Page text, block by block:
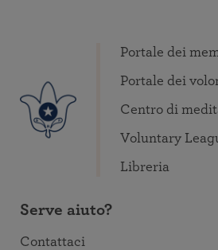
Portale dei
Portale dei
Centro di
Voluntary
Libreria
Serve aiuto?
Contattaci